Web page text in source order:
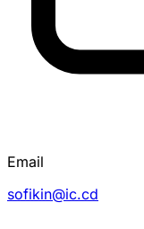
Email
sofikin@ic.cd